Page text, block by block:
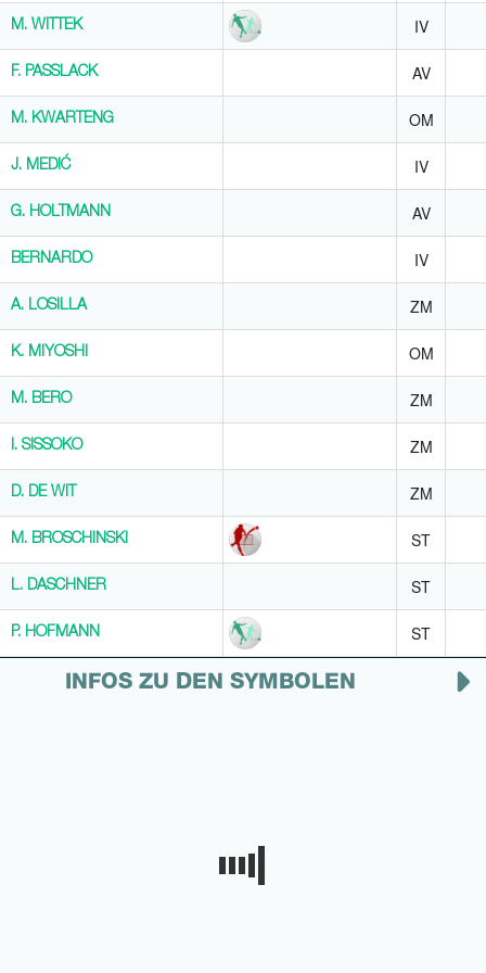
M. WITTEK IV
F. PASSLACK AV
M. KWARTENG OM
J. MEDIĆ IV
G. HOLTMANN AV
BERNARDO IV
A. LOSILLA ZM
K. MIYOSHI OM
M. BERO ZM
I. SISSOKO ZM
D. DE WIT ZM
M. BROSCHINSKI ST
L. DASCHNER ST
P. HOFMANN ST
M. WITTEK
F. PASSLACK
M. KWARTENG
J. MEDIĆ
G. HOLTMANN
BERNARDO
A. LOSILLA
K. MIYOSHI
M. BERO
I. SISSOKO
D. DE WIT
M. BROSCHINSKI
L. DASCHNER
P. HOFMANN
INFOS ZU DEN SYMBOLEN